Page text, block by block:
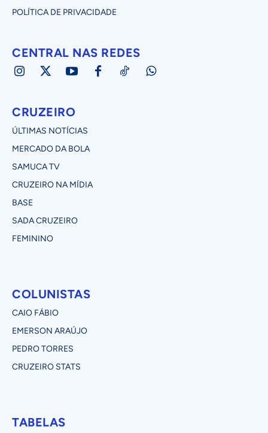
POLÍTICA DE PRIVACIDADE
CENTRAL NAS REDES
CRUZEIRO
ÚLTIMAS NOTÍCIAS
MERCADO DA BOLA
SAMUCA TV
CRUZEIRO NA MÍDIA
BASE
SADA CRUZEIRO
FEMININO
COLUNISTAS
CAIO FÁBIO
EMERSON ARAÚJO
PEDRO TORRES
CRUZEIRO STATS
TABELAS